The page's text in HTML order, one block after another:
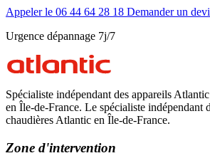
Appeler le 06 44 64 28 18 Demander un
Urgence dépannage 7j/7
Spécialiste indépendant des appareils
en Île-de-France. Le spécialiste indépendant
chaudières Atlantic en Île-de-France.
Zone d'intervention